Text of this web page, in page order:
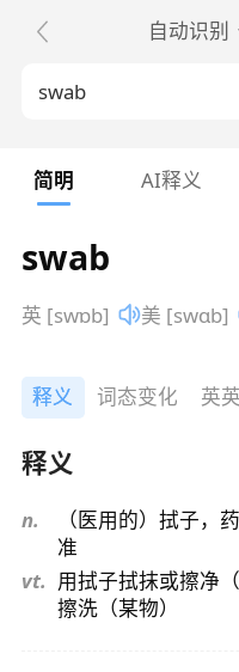
自动识别
简明 AI释义
swab
英 [swɒb] 美 [swɑb]
释义 词态变化 英
释义
n.
（医用的）拭子，
准
vt. 用拭子拭抹或擦净
擦洗（某物）